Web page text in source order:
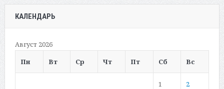
КАЛЕНДАРЬ
Август 2026
Пн
Вт Ср Чт Пт Сб Вс
1 2